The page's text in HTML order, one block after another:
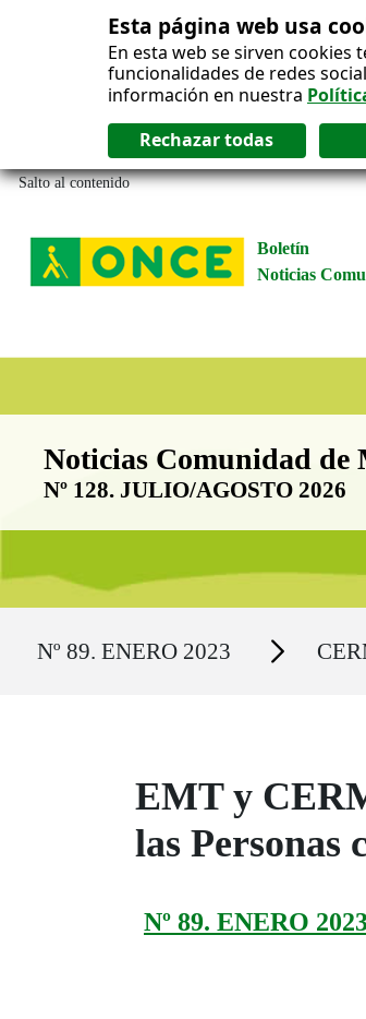
Esta página web usa
En esta web se sirven
funcionalidades de redes
información en nuestra
Salto al contenido
Boletín
Noticias
Boletín Noticias
Noticias Comunidad de
Nº 128. JULIO/AGOSTO 2026
Nº 89. ENERO 2023 Secciones
EMT y
las Personas
Nº 89. ENERO